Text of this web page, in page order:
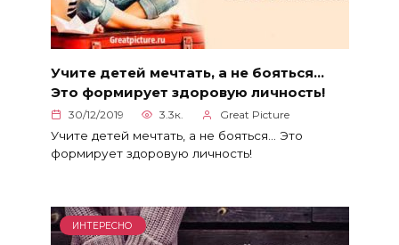
Учите детей мечтать, а не бояться…
Это формирует здоровую личность!
30/12/2019 3.3к. Great Picture
Учите детей мечтать, а не бояться… Это
формирует здоровую личность!
ИНТЕРЕСНО